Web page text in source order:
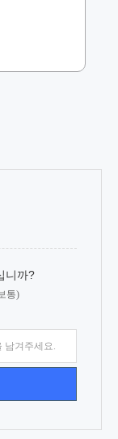
니까?
통)